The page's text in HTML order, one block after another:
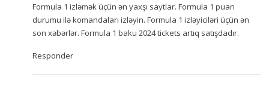
Formula 1 izləmək üçün ən yaxşı saytlar. Formula 1 puan
durumu ilə komandaları izləyin. Formula 1 izləyiciləri üçün ən
son xəbərlər. Formula 1 baku 2024 tickets artıq satışdadır.
Responder